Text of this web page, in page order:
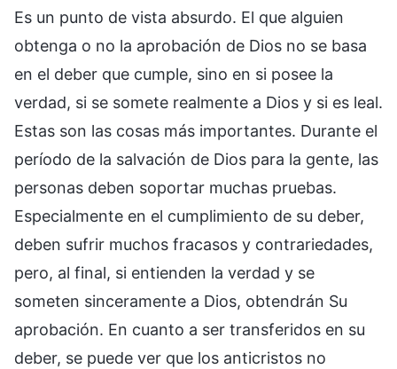
Es un punto de vista absurdo. El que alguien
obtenga o no la aprobación de Dios no se basa
en el deber que cumple, sino en si posee la
verdad, si se somete realmente a Dios y si es leal.
Estas son las cosas más importantes. Durante el
período de la salvación de Dios para la gente, las
personas deben soportar muchas pruebas.
Especialmente en el cumplimiento de su deber,
deben sufrir muchos fracasos y contrariedades,
pero, al final, si entienden la verdad y se
someten sinceramente a Dios, obtendrán Su
aprobación. En cuanto a ser transferidos en su
deber, se puede ver que los anticristos no